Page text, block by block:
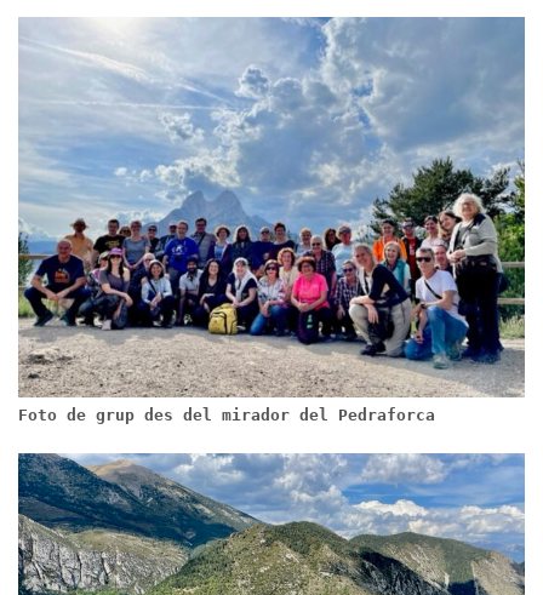
Foto de grup des del mirador del Pedraforca